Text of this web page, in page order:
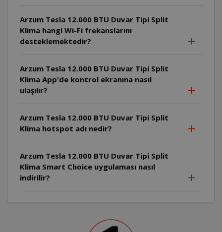
Arzum Tesla 12.000 BTU Duvar Tipi Split
Klima hangi Wi-Fi frekanslarını
desteklemektedir?
Arzum Tesla 12.000 BTU Duvar Tipi Split
Klima App'de kontrol ekranına nasıl
ulaşılır?
Arzum Tesla 12.000 BTU Duvar Tipi Split
Klima hotspot adı nedir?
Arzum Tesla 12.000 BTU Duvar Tipi Split
Klima Smart Choice uygulaması nasıl
indirilir?